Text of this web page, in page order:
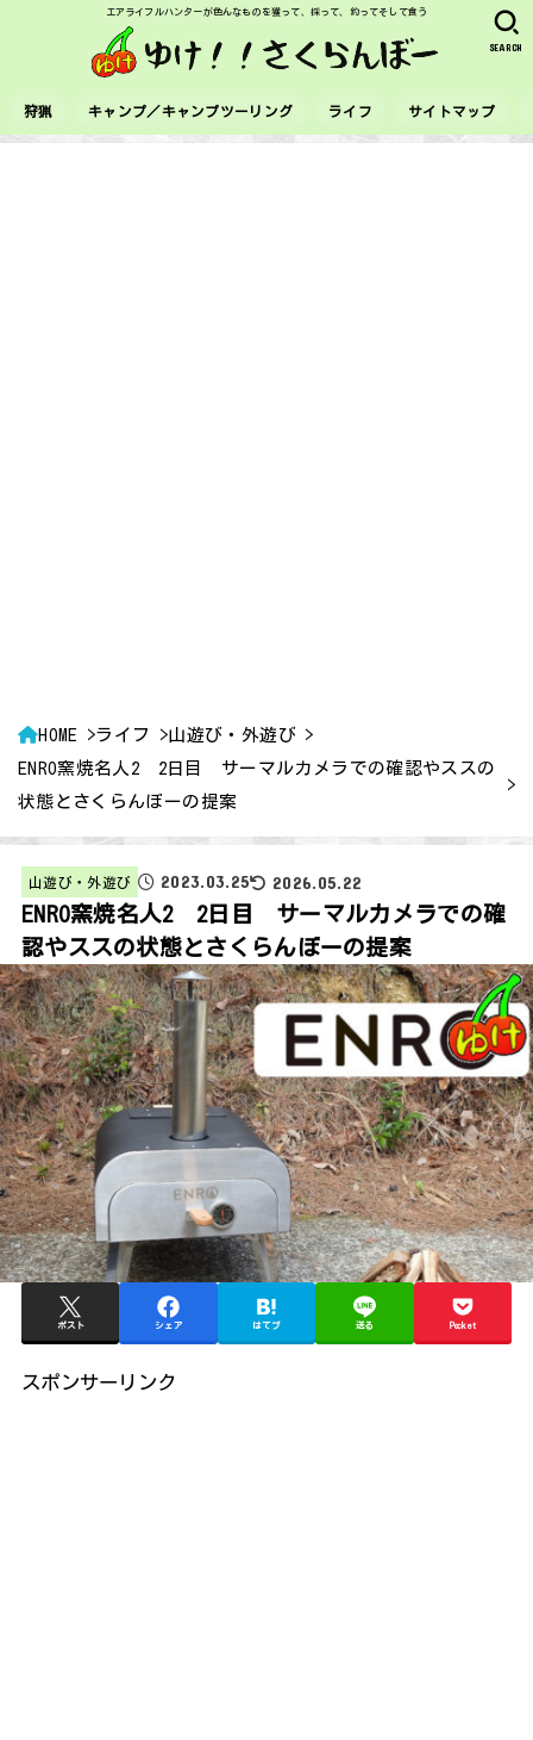
エアライフルハンターが色んなものを獲って、採って、釣ってそして食う
狩猟 キャンプ／キャンプツーリング ライフ サイトマップ
SEARCH
HOME ライフ
山遊び・外遊び
ENRO窯焼名人2 2日目 サーマルカメラでの確認やススの
状態とさくらんぼーの提案
山遊び・外遊び 2023.03.25 2026.05.22
ENRO窯焼名人2 2日目 サーマルカメラでの確
認やススの状態とさくらんぼーの提案
ポスト シェア はてブ 送る Pocket
スポンサーリンク